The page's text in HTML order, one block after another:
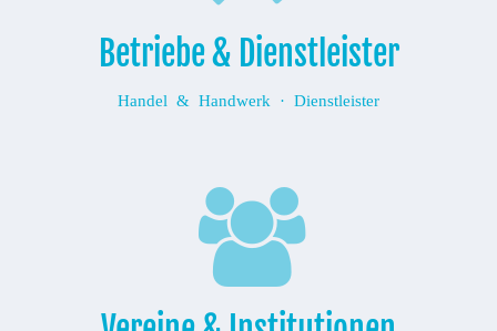
Betriebe & Dienstleister
Handel & Handwerk · Dienstleister